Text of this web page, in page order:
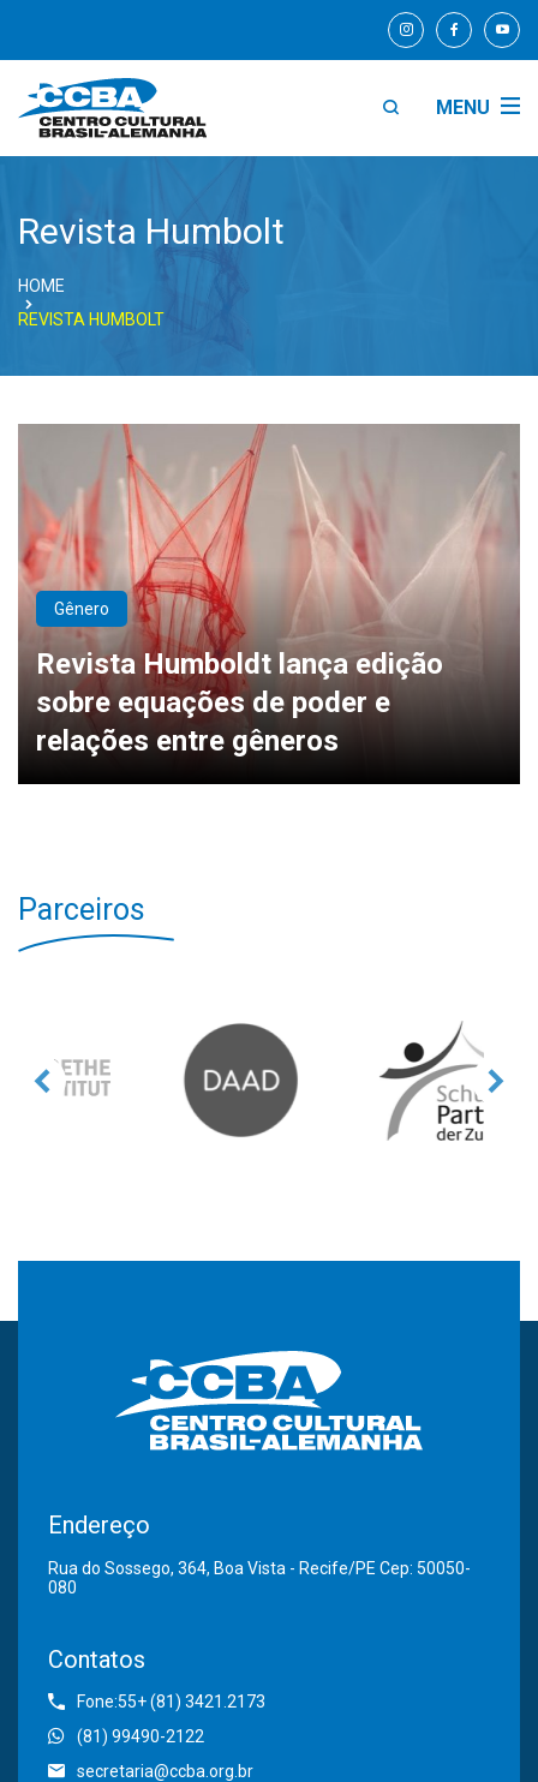
MENU
Revista Humbolt
HOME
REVISTA HUMBOLT
Gênero
Revista Humboldt lança edição
sobre equações de poder e
relações entre gêneros
Parceiros
Endereço
Rua do Sossego, 364, Boa Vista - Recife/PE Cep: 50050-
080
Contatos
Fone:55+ (81) 3421.2173
(81) 99490-2122
secretaria@ccba.org.br